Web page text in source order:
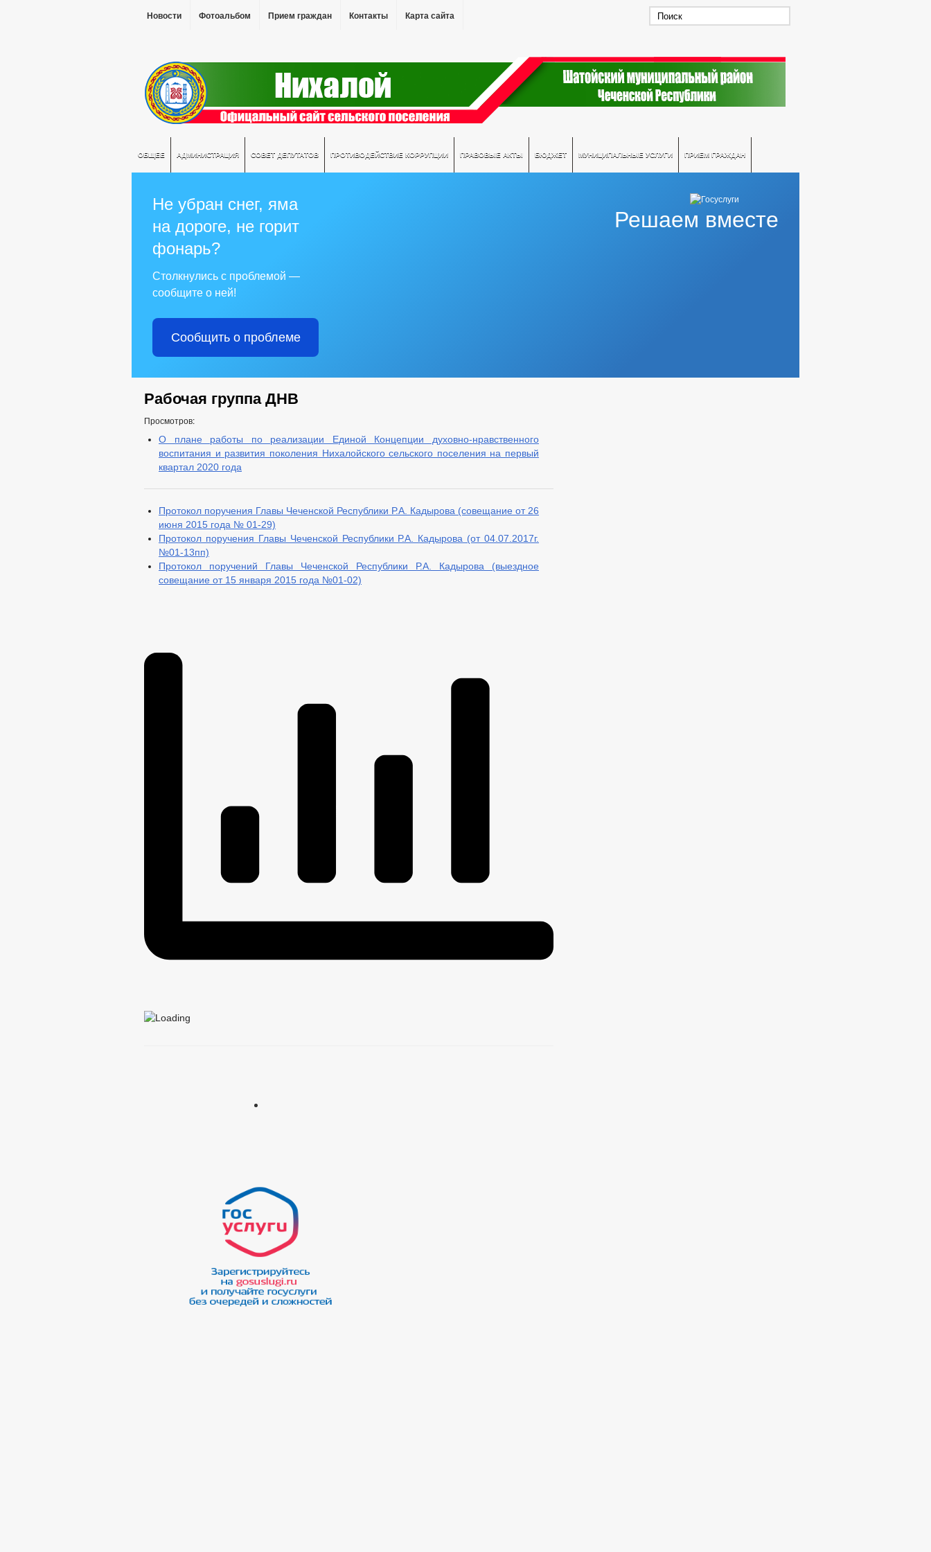
Новости Фотоальбом Прием граждан Контакты Карта сайта
ОБЩЕЕ АДМИНИСТРАЦИЯ СОВЕТ ДЕПУТАТОВ ПРОТИВОДЕЙСТВИЕ КОРРУПЦИИ ПРАВОВЫЕ АКТЫ БЮДЖЕТ МУНИЦИПАЛЬНЫЕ УСЛУГИ ПРИЕМ ГРАЖДАН
Решаем вместе
Не убран снег, яма
на дороге, не горит
фонарь?
Столкнулись с проблемой —
сообщите о ней!
Сообщить о проблеме
Рабочая группа ДНВ
Просмотров:
О плане работы по реализации Единой Концепции духовно-нравственного
воспитания и развития поколения Нихалойского сельского поселения на первый
квартал 2020 года
Протокол поручения Главы Чеченской Республики Р.А. Кадырова (совещание от 26
июня 2015 года № 01-29)
Протокол поручения Главы Чеченской Республики Р.А. Кадырова (от 04.07.2017г.
№01-13пп)
Протокол поручений Главы Чеченской Республики Р.А. Кадырова (выездное
совещание от 15 января 2015 года №01-02)